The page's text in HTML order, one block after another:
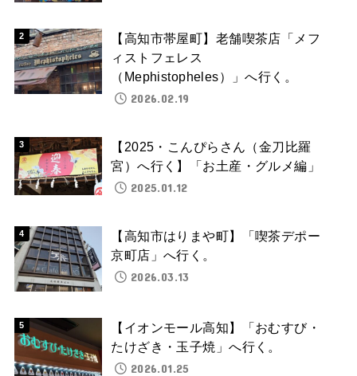
【高知市帯屋町】老舗喫茶店「メフ
ィストフェレス
（Mephistopheles）」へ行く。
2026.02.19
【2025・こんぴらさん（金刀比羅
宮）へ行く】「お土産・グルメ編」
2025.01.12
【高知市はりまや町】「喫茶デポー
京町店」へ行く。
2026.03.13
【イオンモール高知】「おむすび・
たけざき・玉子焼」へ行く。
2026.01.25